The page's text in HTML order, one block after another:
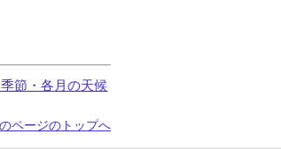
節・各月の天候
ページのトップへ